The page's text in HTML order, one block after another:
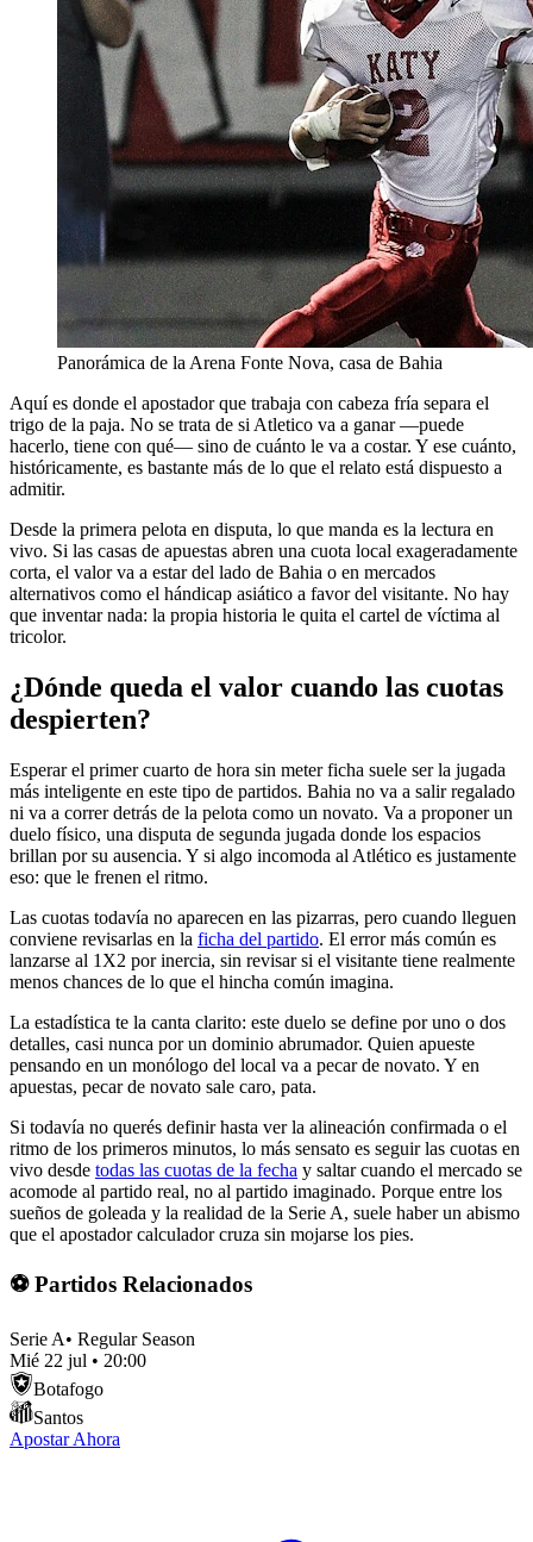
Panorámica de la Arena Fonte Nova, casa de Bahia
Aquí es donde el apostador que trabaja con cabeza fría separa el
trigo de la paja. No se trata de si Atletico va a ganar —puede
hacerlo, tiene con qué— sino de cuánto le va a costar. Y ese cuánto,
históricamente, es bastante más de lo que el relato está dispuesto a
admitir.
Desde la primera pelota en disputa, lo que manda es la lectura en
vivo. Si las casas de apuestas abren una cuota local exageradamente
corta, el valor va a estar del lado de Bahia o en mercados
alternativos como el hándicap asiático a favor del visitante. No hay
que inventar nada: la propia historia le quita el cartel de víctima al
tricolor.
¿Dónde queda el valor cuando las cuotas
despierten?
Esperar el primer cuarto de hora sin meter ficha suele ser la jugada
más inteligente en este tipo de partidos. Bahia no va a salir regalado
ni va a correr detrás de la pelota como un novato. Va a proponer un
duelo físico, una disputa de segunda jugada donde los espacios
brillan por su ausencia. Y si algo incomoda al Atlético es justamente
eso: que le frenen el ritmo.
Las cuotas todavía no aparecen en las pizarras, pero cuando lleguen
conviene revisarlas en la ficha del partido. El error más común es
lanzarse al 1X2 por inercia, sin revisar si el visitante tiene realmente
menos chances de lo que el hincha común imagina.
La estadística te la canta clarito: este duelo se define por uno o dos
detalles, casi nunca por un dominio abrumador. Quien apueste
pensando en un monólogo del local va a pecar de novato. Y en
apuestas, pecar de novato sale caro, pata.
Si todavía no querés definir hasta ver la alineación confirmada o el
ritmo de los primeros minutos, lo más sensato es seguir las cuotas en
vivo desde todas las cuotas de la fecha y saltar cuando el mercado se
acomode al partido real, no al partido imaginado. Porque entre los
sueños de goleada y la realidad de la Serie A, suele haber un abismo
que el apostador calculador cruza sin mojarse los pies.
⚽ Partidos Relacionados
Serie A• Regular Season
Mié 22 jul • 20:00
Botafogo
Santos
Apostar Ahora